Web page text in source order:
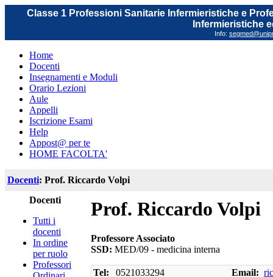
Classe 1 Professioni Sanitarie Infermieristiche e
Infermieristiche
Info:
Home
Docenti
Insegnamenti e Moduli
Orario Lezioni
Aule
Appelli
Iscrizione Esami
Help
Appost@ per te
HOME FACOLTA'
Docenti: Prof. Riccardo Volpi
Docenti
Tutti i
docenti
In ordine
per ruolo
Professori
Prof. Riccardo Volpi
Professore Associato
SSD: MED/09 - medicina interna
Tel: 0521033294 Email: